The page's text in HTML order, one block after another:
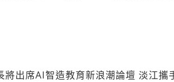
將出席AI智造教育新浪潮論壇 淡江